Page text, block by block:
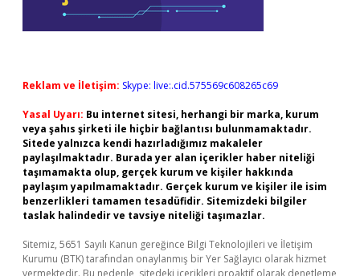
Reklam ve İletişim: Skype: live:.cid.575569c608265c69
Yasal Uyarı: Bu internet sitesi, herhangi bir marka, kurum
veya şahıs şirketi ile hiçbir bağlantısı bulunmamaktadır.
Sitede yalnızca kendi hazırladığımız makaleler
paylaşılmaktadır. Burada yer alan içerikler haber niteliği
taşımamakta olup, gerçek kurum ve kişiler hakkında
paylaşım yapılmamaktadır. Gerçek kurum ve kişiler ile isim
benzerlikleri tamamen tesadüfidir. Sitemizdeki bilgiler
taslak halindedir ve tavsiye niteliği taşımazlar.
Sitemiz, 5651 Sayılı Kanun gereğince Bilgi Teknolojileri ve İletişim
Kurumu (BTK) tarafından onaylanmış bir Yer Sağlayıcı olarak hizmet
vermektedir. Bu nedenle, sitedeki içerikleri proaktif olarak denetleme